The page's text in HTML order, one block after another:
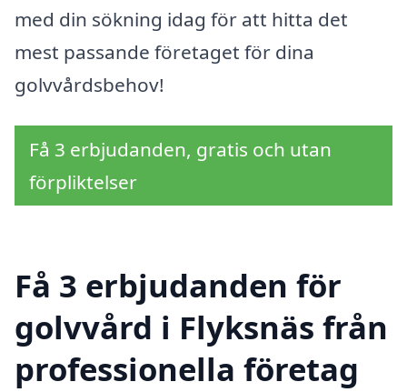
med din sökning idag för att hitta det
mest passande företaget för dina
golvvårdsbehov!
Få 3 erbjudanden, gratis och utan
förpliktelser
Få 3 erbjudanden för
golvvård i Flyksnäs från
professionella företag